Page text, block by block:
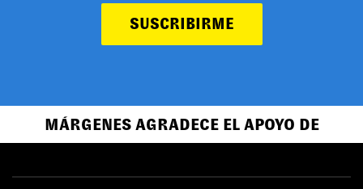
SUSCRIBIRME
MÁRGENES AGRADECE EL APOYO DE